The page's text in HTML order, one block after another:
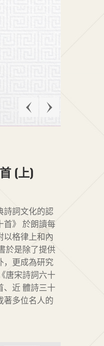
(上)
詩詞文化的認
首》 於朗讀每
以格律上和內
於是除了提供
，更成為研究
唐宋詩詞六十
、近 體詩三十
著多位名人的